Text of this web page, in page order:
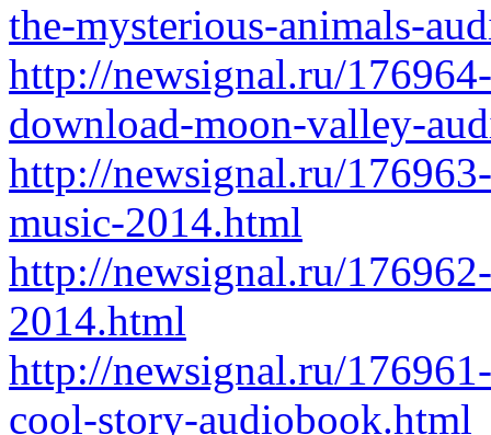
the-mysterious-animals-
http://newsignal.ru/
download-moon-valley-
http://newsignal.ru/
music-2014.html
http://newsignal.ru/
2014.html
http://newsignal.ru/
cool-story-audiobook.html